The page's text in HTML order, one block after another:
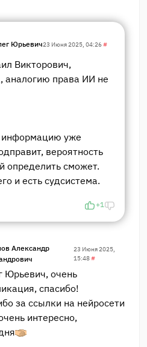
Юрьевич23 Июня 2025, 04:26#
Викторович,
аналогию права ИИ не
уже
вероятность
определить сможет.
и есть судсистема.
+1
Александр
23 Июня 2025,
15:48#
Юрьевич, очень
спасибо!
за ссылки на нейросети
интересно,